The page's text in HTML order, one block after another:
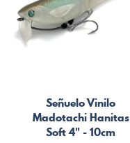
Señuelo Vinilo
Madotachi Hanitas
Soft 4" - 10cm